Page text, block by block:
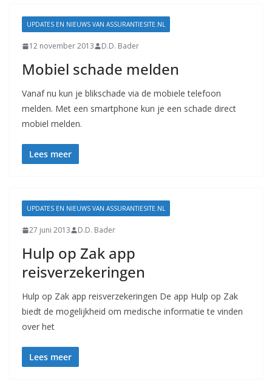
UPDATES EN NIEUWS VAN ASSURANTIESITE.NL
12 november 2013 D.D. Bader
Mobiel schade melden
Vanaf nu kun je blikschade via de mobiele telefoon
melden. Met een smartphone kun je een schade direct
mobiel melden.
Lees meer
UPDATES EN NIEUWS VAN ASSURANTIESITE.NL
27 juni 2013 D.D. Bader
Hulp op Zak app
reisverzekeringen
Hulp op Zak app reisverzekeringen De app Hulp op Zak
biedt de mogelijkheid om medische informatie te vinden
over het
Lees meer